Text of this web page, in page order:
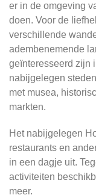
er in de omgeving
doen. Voor de
verschillende
adembenemende
geïnteresseerd zijn
nabijgelegen
met musea,
markten.
Het nabijgelegen
restaurants en
in een dagje uit.
activiteiten
meer.